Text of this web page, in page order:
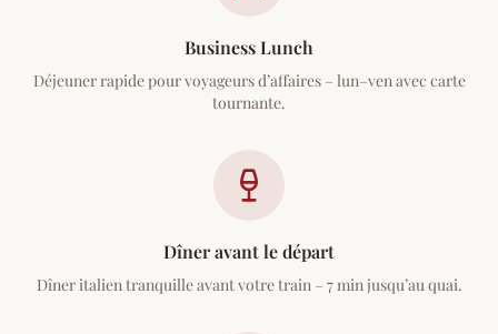
Business Lunch
Déjeuner rapide pour voyageurs d’affaires – lun–ven avec carte
tournante.
Dîner avant le départ
Dîner italien tranquille avant votre train – 7 min jusqu’au quai.